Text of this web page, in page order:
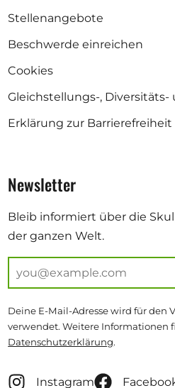
Stellenangebote
Beschwerde einreichen
Cookies
Gleichstellungs-,
Erklärung zur Barrierefreiheit
Newsletter
Bleib informiert über die
der ganzen Welt.
Deine E-Mail-Adresse wird für den
verwendet. Weitere Informationen
Datenschutzerklärung.
Instagram